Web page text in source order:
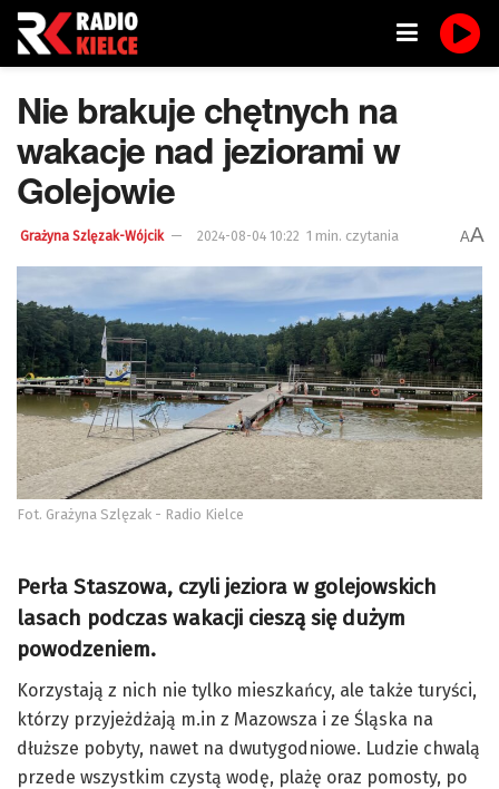
Nie brakuje chętnych na
wakacje nad jeziorami w
Golejowie
Grażyna Szlęzak-Wójcik 2024-08-04 10:22 1 min. czytania AA
Fot. Grażyna Szlęzak - Radio Kielce
Perła Staszowa, czyli jeziora w golejowskich
lasach podczas wakacji cieszą się dużym
powodzeniem.
Korzystają z nich nie tylko mieszkańcy, ale także turyści,
którzy przyjeżdżają m.in z Mazowsza i ze Śląska na
dłuższe pobyty, nawet na dwutygodniowe. Ludzie chwalą
przede wszystkim czystą wodę, plażę oraz pomosty, po